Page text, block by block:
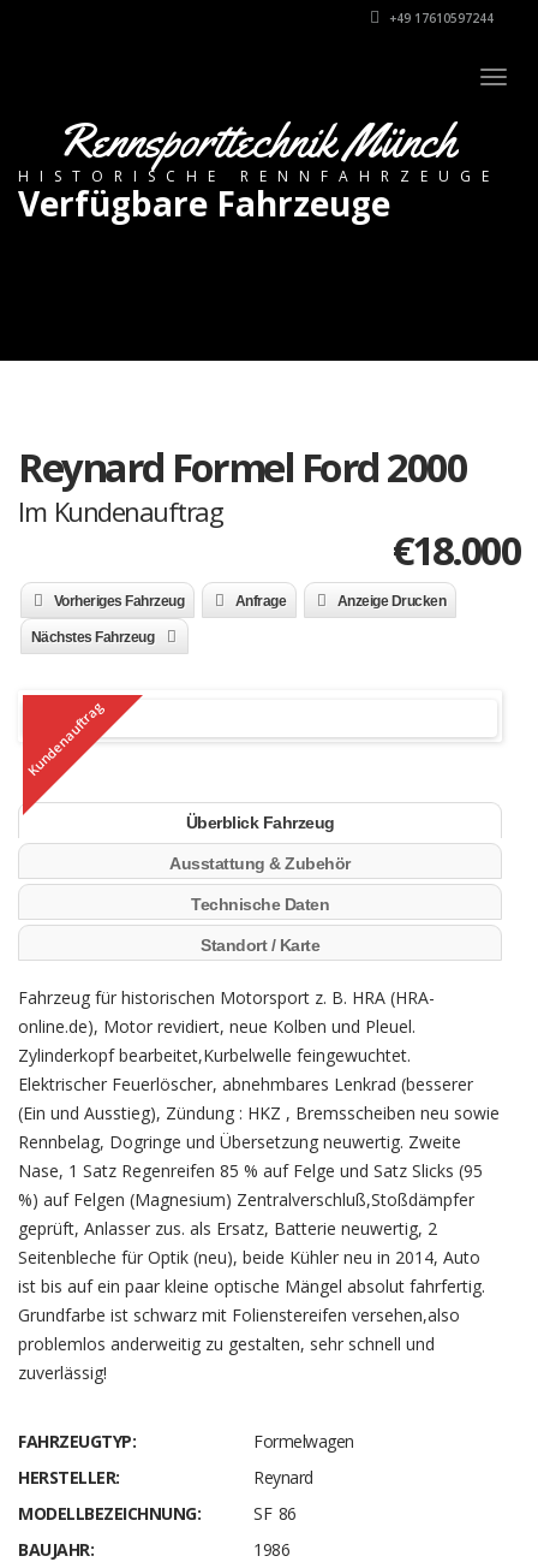
+49 17610597244
Rennsporttechnik Münch
HISTORISCHE RENNFAHRZEUGE
Verfügbare Fahrzeuge
Reynard Formel Ford 2000
Im Kundenauftrag
€18.000
Vorheriges Fahrzeug Anfrage Anzeige Drucken
Nächstes Fahrzeug
Kundenauftrag
Überblick Fahrzeug
Ausstattung & Zubehör
Technische Daten
Standort / Karte
Fahrzeug für historischen Motorsport z. B. HRA (HRA-
online.de), Motor revidiert, neue Kolben und Pleuel.
Zylinderkopf bearbeitet,Kurbelwelle feingewuchtet.
Elektrischer Feuerlöscher, abnehmbares Lenkrad (besserer
(Ein und Ausstieg), Zündung : HKZ , Bremsscheiben neu sowie
Rennbelag, Dogringe und Übersetzung neuwertig. Zweite
Nase, 1 Satz Regenreifen 85 % auf Felge und Satz Slicks (95
%) auf Felgen (Magnesium) Zentralverschluß,Stoßdämpfer
geprüft, Anlasser zus. als Ersatz, Batterie neuwertig, 2
Seitenbleche für Optik (neu), beide Kühler neu in 2014, Auto
ist bis auf ein paar kleine optische Mängel absolut fahrfertig.
Grundfarbe ist schwarz mit Folienstereifen versehen,also
problemlos anderweitig zu gestalten, sehr schnell und
zuverlässig!
FAHRZEUGTYP:
Formelwagen
HERSTELLER:
Reynard
MODELLBEZEICHNUNG:
SF 86
BAUJAHR:
1986